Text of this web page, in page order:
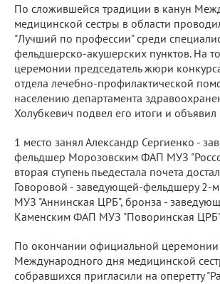
По сложившейся традиции в канун
медицинской сестры в области
"Лучший по профессии" среди
фельдшерско-акушерских пунктов. На
церемонии председатель жюри
отдела лечебно-профилактической
населению департамента
Холубкевич подвел его итоги и
1 место занял Александр Сергиенко -
фельдшер Морозовским ФАП МУЗ
вторая ступень пьедестала почета
Говоровой - заведующей-фельдшеру 2-
МУЗ "Аннинская ЦРБ", бронза -
Каменским ФАП МУЗ "Поворинская
По окончании официальной церемонии
Международного дня медицинской
собравшихся пригласили на оперетту